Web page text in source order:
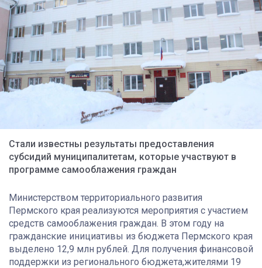
Стали известны результаты предоставления
субсидий муниципалитетам, которые участвуют в
программе самооблажения граждан
Министерством территориального развития
Пермского края реализуются мероприятия с участием
средств самооблажения граждан. В этом году на
гражданские инициативы из бюджета Пермского края
выделено 12,9 млн рублей. Для получения финансовой
поддержки из регионального бюджета,жителями 19